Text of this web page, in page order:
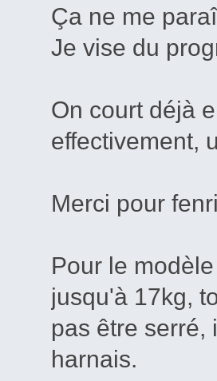
Ça ne me
Je vise du
On court déjà
effectivement,
Merci pour
Pour le
jusqu'à 17kg,
pas être serré,
harnais.